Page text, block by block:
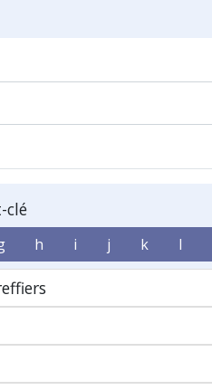
clé
h i j k l